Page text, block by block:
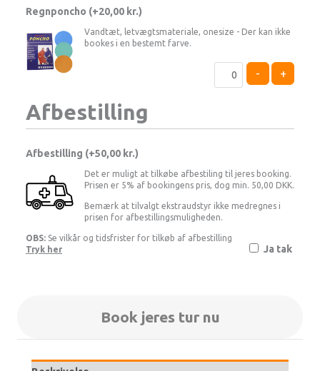
Regnponcho (+20,00 kr.)
Vandtæt, letvægtsmateriale, onesize - Der kan ikke
bookes i en bestemt farve.
- +
Afbestilling
Afbestilling ( 50,00 kr.)
Det er muligt at tilkøbe afbestiling til jeres booking.
Prisen er 5% af bookingens pris, dog min. 50,00 DKK.
Bemærk at tilvalgt ekstraudstyr ikke medregnes i
prisen for afbestillingsmuligheden.
OBS: Se vilkår og tidsfrister for tilkøb af afbestilling
Tryk her
Ja tak
Book jeres tur nu